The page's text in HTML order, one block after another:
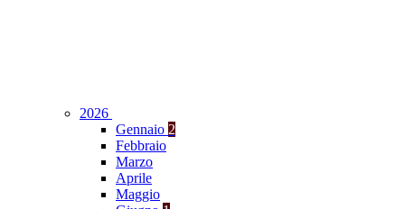
2026
Gennaio 2
Febbraio
Marzo
Aprile
Maggio